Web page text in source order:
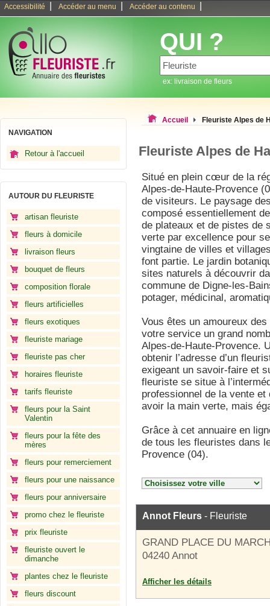
Accessibilité Accéder au menu Accéder au contenu
QUI ?
ex: livraison de fleurs
NAVIGATION
Retour à l'accueil
AUTOUR DU FLEURISTE
artisan fleuriste
fleurs à domicile
livraison fleurs
bouquet de fleurs
composition florale
fleurs artificielles
fleurs exotiques
fleuriste mariage
fleuriste pas cher
horaires fleuriste
tarifs fleuriste
fleurs pour la Saint
Valentin
fleurs pour la fête des
mères
fleurs pour remerciement
fleurs pour une naissance
fleurs pour anniversaire
promo chez le fleuriste
prix fleuriste
fleuriste ouvert le
dimanche
plantes chez le fleuriste
fleurs discount
Accueil Fleuriste Alpes de
Fleuriste Alpes de
Situé en plein cœur de la
Alpes-de-Haute-Provence
de visiteurs. Le paysage
composé essentiellement
de plateaux et de pistes de
verte par excellence pour
vingtaine de villes et
font partie. Le jardin
sites naturels à découvrir
commune de Digne-les-
potager, médicinal,
Vous êtes un amoureux
votre service un grand
Alpes-de-Haute-Provence.
obtenir l’adresse d’un
exigeant un savoir-faire et
fleuriste se situe à
professionnel de la vente
avoir la main verte, mais
Grâce à cet annuaire en
de tous les fleuristes dans
Provence (04).
Annot Fleurs - Fleuriste
GRAND PLACE DU
04240 Annot
Afficher les détails